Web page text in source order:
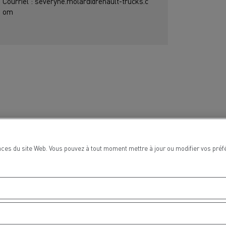
om
site Web. Vous pouvez à tout moment mettre à jour ou modifier vos